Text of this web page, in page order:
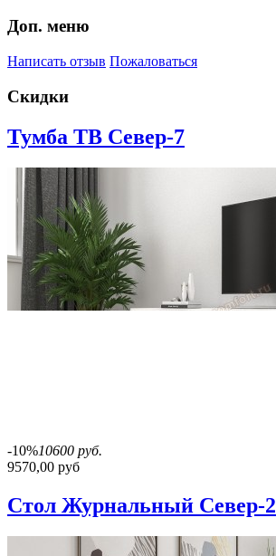
Доп. меню
Написать отзыв Пожаловаться
Скидки
Тумба ТВ Север-7
-10%10600 руб.
9570,00 руб
Стол Журнальный Север-2